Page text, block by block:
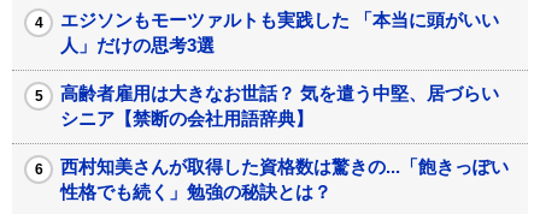
エジソンもモーツァルトも実践した 「本当に頭がいい
人」だけの思考3選
高齢者雇用は大きなお世話？ 気を遣う中堅、居づらい
シニア【禁断の会社用語辞典】
西村知美さんが取得した資格数は驚きの...「飽きっぽい
性格でも続く」勉強の秘訣とは？